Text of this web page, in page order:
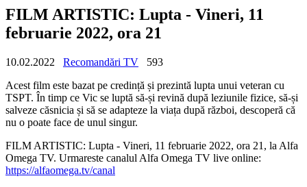
FILM ARTISTIC: Lupta - Vineri, 11
februarie 2022, ora 21
10.02.2022 Recomandări TV
593
Acest film este bazat pe credință și prezintă lupta unui veteran cu
TSPT. În timp ce Vic se luptă să-și revină după leziunile fizice, să-și
salveze căsnicia și să se adapteze la viața după război, descoperă că
nu o poate face de unul singur.
FILM ARTISTIC: Lupta - Vineri, 11 februarie 2022, ora 21, la Alfa
Omega TV. Urmareste canalul Alfa Omega TV live online:
https://alfaomega.tv/canal